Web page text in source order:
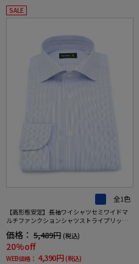
SALE
全1色
【高形態安定】長袖ワイシャツセミワイドマ
ルチファンクションシャツストライプリッケ
価格： 5,489円 (税込)
20%off
WEB価格： 4,390円 (税込)